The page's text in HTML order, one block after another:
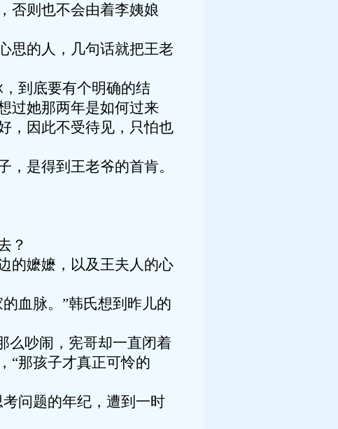
否则也不会由着李姨娘
思的人，几句话就把王老
到底要有个明确的结
过她那两年是如何过来
，因此不受待见，只怕也
是得到王老爷的首肯。
？
的嬷嬷，以及王夫人的心
血脉。”韩氏想到昨儿的
么吵闹，宪哥却一直闭着
“那孩子才真正可怜的
问题的年纪，遭到一时